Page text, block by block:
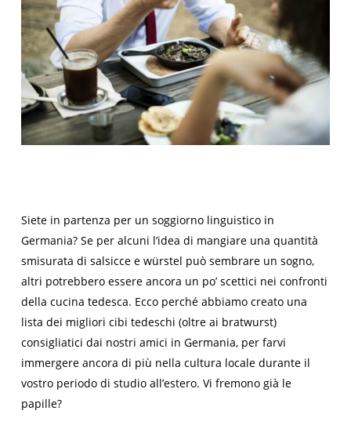
Siete in partenza per un soggiorno linguistico in
Germania? Se per alcuni l’idea di mangiare una quantità
smisurata di salsicce e würstel può sembrare un sogno,
altri potrebbero essere ancora un po’ scettici nei confronti
della cucina tedesca. Ecco perché abbiamo creato una
lista dei migliori cibi tedeschi (oltre ai bratwurst)
consigliatici dai nostri amici in Germania, per farvi
immergere ancora di più nella cultura locale durante il
vostro periodo di studio all’estero. Vi fremono già le
papille?